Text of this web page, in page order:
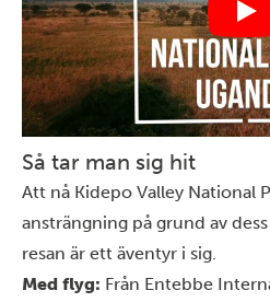
Så tar man sig hit
Att nå Kidepo Valley National
ansträngning på grund av
resan är ett äventyr i sig.
Med flyg: Från Entebbe